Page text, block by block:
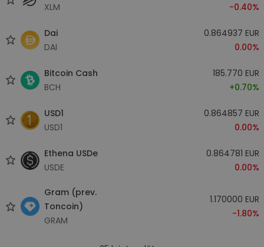
XLM
-0.40%
Dai
DAI
0.864937 EUR
0.00%
Bitcoin Cash
BCH
185.770 EUR
+0.70%
USD1
USD1
0.864857 EUR
0.00%
Ethena USDe
USDE
0.864781 EUR
0.00%
Gram (prev.
Toncoin)
GRAM
1.170000 EUR
-1.80%